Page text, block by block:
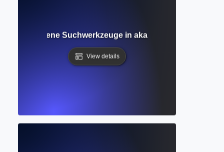
Suchwerkzeuge in akademischen
View details